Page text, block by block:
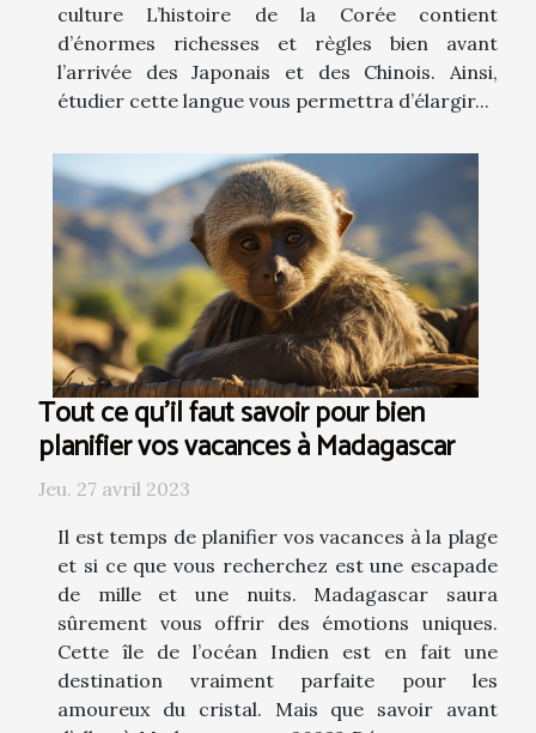
culture L’histoire de la Corée contient
d’énormes richesses et règles bien avant
l’arrivée des Japonais et des Chinois. Ainsi,
étudier cette langue vous permettra d’élargir...
Tout ce qu'il faut savoir pour bien
planifier vos vacances à Madagascar
Jeu. 27 avril 2023
Il est temps de planifier vos vacances à la plage
et si ce que vous recherchez est une escapade
de mille et une nuits. Madagascar saura
sûrement vous offrir des émotions uniques.
Cette île de l’océan Indien est en fait une
destination vraiment parfaite pour les
amoureux du cristal. Mais que savoir avant